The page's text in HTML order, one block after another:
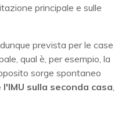
principale e sulle
prevista per le case
qual è, per esempio, la
sorge spontaneo
sulla seconda casa